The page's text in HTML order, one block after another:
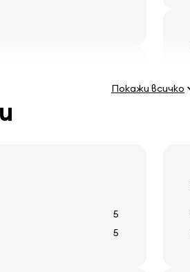
Покажи всичко
5
5